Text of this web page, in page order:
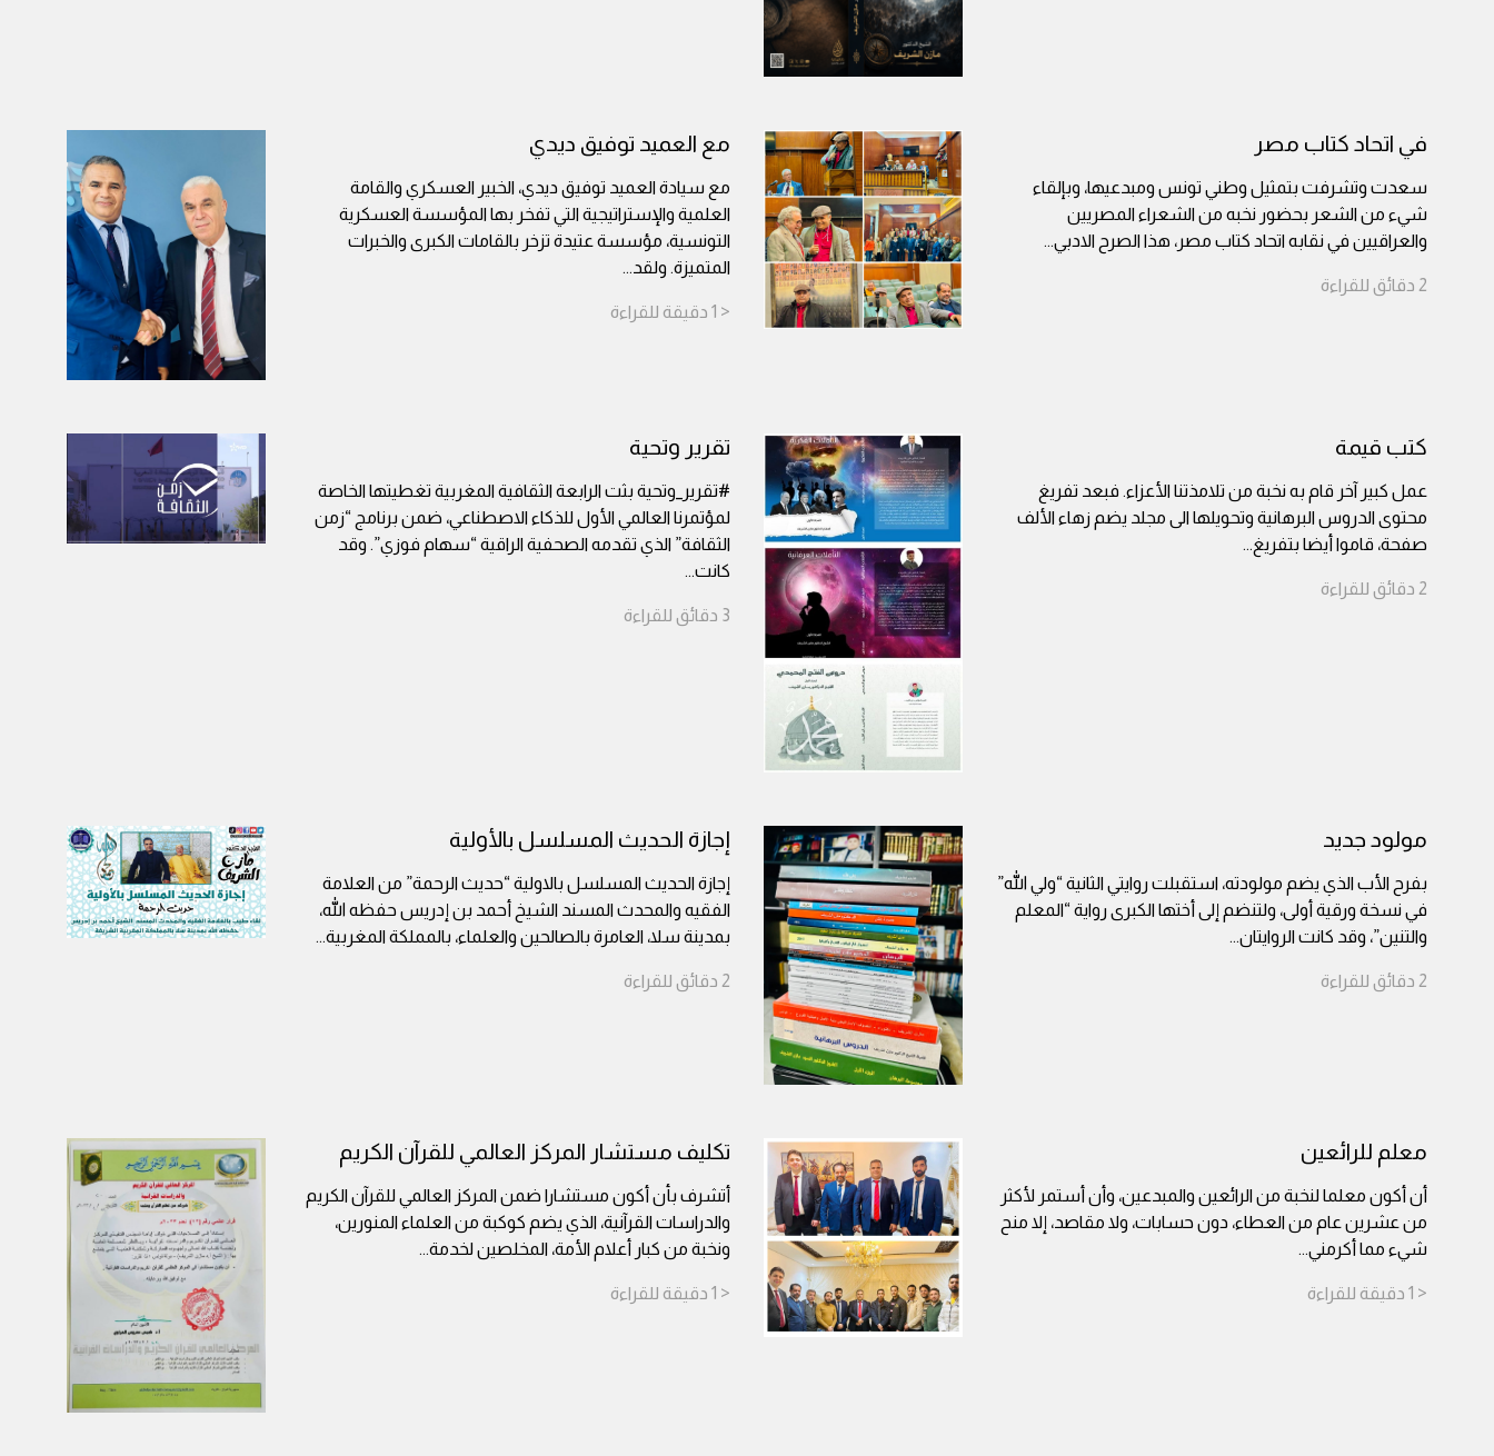
في اتحاد كتاب مصر
سعدت وتشرفت بتمثيل وطني تونس ومبدعيها، وبإلقاء
شيء من الشعر بحضور نخبه من الشعراء المصريين
والعراقيين في نقابه اتحاد كتاب مصر، هذا الصرح الادبي...
2 دقائق للقراءة
مع العميد توفيق ديدي
مع سيادة العميد توفيق ديدي، الخبير العسكري والقامة
العلمية والإستراتيجية التي تفخر بها المؤسسة العسكرية
التونسية، مؤسسة عتيدة تزخر بالقامات الكبرى والخبرات
المتميزة. ولقد...
< 1 دقيقة للقراءة
كتب قيمة
عمل كبير آخر قام به نخبة من تلامذتنا الأعزاء. فبعد تفريغ
محتوى الدروس البرهانية وتحويلها الى مجلد يضم زهاء الألف
صفحة، قاموا أيضا بتفريغ...
2 دقائق للقراءة
تقرير وتحية
#تقرير_وتحية بثت الرابعة الثقافية المغربية تغطيتها الخاصة
لمؤتمرنا العالمي الأول للذكاء الاصطناعي، ضمن برنامج “زمن
الثقافة” الذي تقدمه الصحفية الراقية “سهام فوزي”. وقد
كانت...
3 دقائق للقراءة
مولود جديد
بفرح الأب الذي يضم مولودته، استقبلت روايتي الثانية “ولي الله”
في نسخة ورقية أولى، ولتنضم إلى أختها الكبرى رواية “المعلم
والتنين”، وقد كانت الروايتان...
2 دقائق للقراءة
إجازة الحديث المسلسل بالأولية
إجازة الحديث المسلسل بالاولية “حديث الرحمة” من العلامة
الفقيه والمحدث المسند الشيخ أحمد بن إدريس حفظه الله،
بمدينة سلا، العامرة بالصالحين والعلماء، بالمملكة المغربية...
2 دقائق للقراءة
معلم للرائعين
أن أكون معلما لنخبة من الرائعين والمبدعين، وأن أستمر لأكثر
من عشرين عام من العطاء، دون حسابات، ولا مقاصد، إلا منح
شيء مما أكرمني...
< 1 دقيقة للقراءة
تكليف مستشار المركز العالمي للقرآن الكريم
أتشرف بأن أكون مستشارا ضمن المركز العالمي للقرآن الكريم
والدراسات القرآنية، الذي يضم كوكبة من العلماء المنورين،
ونخبة من كبار أعلام الأمة، المخلصين لخدمة...
< 1 دقيقة للقراءة